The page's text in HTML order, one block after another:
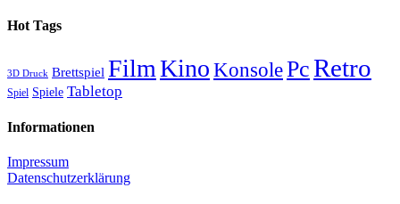
Hot Tags
3D Druck Brettspiel FilmKinoKonsolePcRetro
Spiel Spiele Tabletop
Informationen
Impressum
Datenschutzerklärung